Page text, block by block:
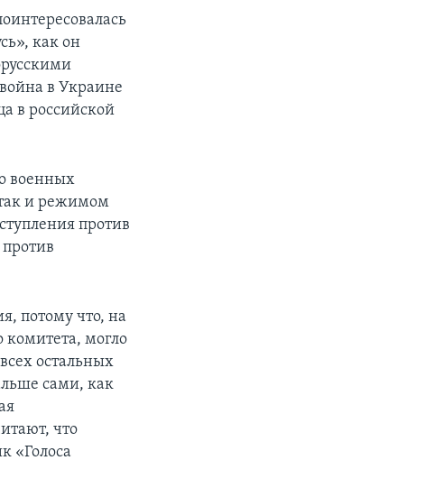
как он
в Украине
в российской
военных
и режимом
против
потому что, на
комитета, могло
остальных
сами, как
что
«Голоса